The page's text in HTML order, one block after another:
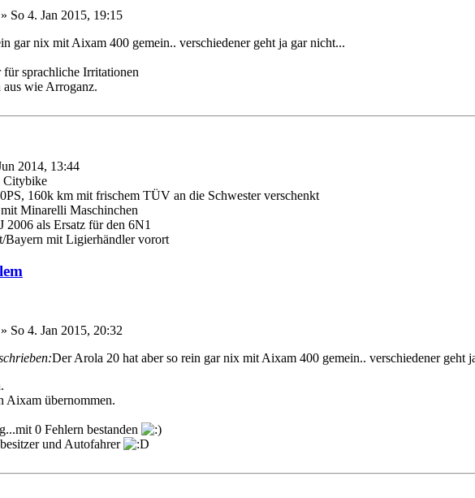
» So 4. Jan 2015, 19:15
gar nix mit Aixam 400 gemein.. verschiedener geht ja gar nicht...
für sprachliche Irritationen
wie Arroganz.
2014, 13:44
Citybike
160k km mit frischem TÜV an die Schwester verschenkt
Minarelli Maschinchen
als Ersatz für den 6N1
Bayern mit Ligierhändler vorort
» So 4. Jan 2015, 20:32
Der Arola 20 hat aber so rein gar nix mit Aixam 400 gemein.. verschiedener geht
Aixam übernommen.
0 Fehlern bestanden
und Autofahrer